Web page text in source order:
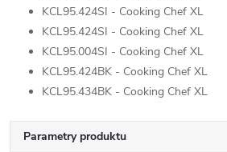
KCL95.424SI - Cooking Chef XL
KCL95.424SI - Cooking Chef XL
KCL95.004SI - Cooking Chef XL
KCL95.424BK - Cooking Chef XL
KCL95.434BK - Cooking Chef XL
Parametry produktu